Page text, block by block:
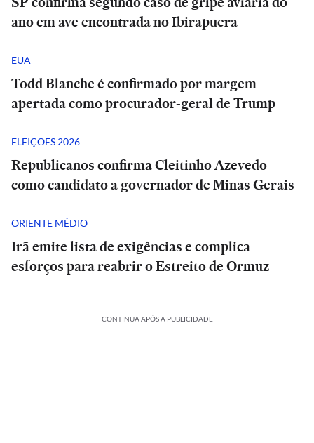
ano em ave encontrada no Ibirapuera
EUA
Todd Blanche é confirmado por margem
apertada como procurador-geral de Trump
ELEIÇÕES 2026
Republicanos confirma Cleitinho Azevedo
como candidato a governador de Minas Gerais
ORIENTE MÉDIO
Irã emite lista de exigências e complica
esforços para reabrir o Estreito de Ormuz
CONTINUA APÓS A PUBLICIDADE